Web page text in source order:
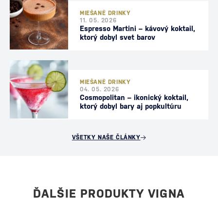
MIEŠANÉ DRINKY
11. 05. 2026
Espresso Martini – kávový koktail,
ktorý dobyl svet barov
MIEŠANÉ DRINKY
04. 05. 2026
Cosmopolitan – ikonický koktail,
ktorý dobyl bary aj popkultúru
VŠETKY NAŠE ČLÁNKY
ĎALŠIE PRODUKTY VIGNA